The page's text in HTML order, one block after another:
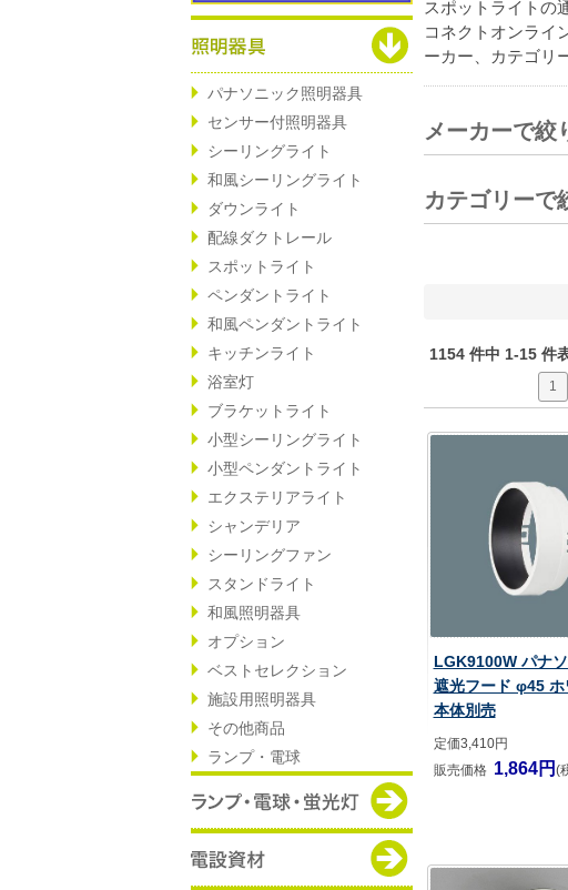
パナソニック照明器具
センサー付照明器具
シーリングライト
和風シーリングライト
ダウンライト
配線ダクトレール
スポットライト
ペンダントライト
和風ペンダントライト
キッチンライト
浴室灯
ブラケットライト
小型シーリングライト
小型ペンダントライト
エクステリアライト
シャンデリア
シーリングファン
スタンドライト
和風照明器具
オプション
ベストセレクション
施設用照明器具
その他商品
ランプ・電球
スポットライトの
コネクトオンライ
ーカー、カテゴリ
メーカーで絞
カテゴリーで
1154 件中 1-15 件
1
LGK9100W パナ
遮光フード φ45 ホ
本体別売
定価3,410円
販売価格 1,864円 (